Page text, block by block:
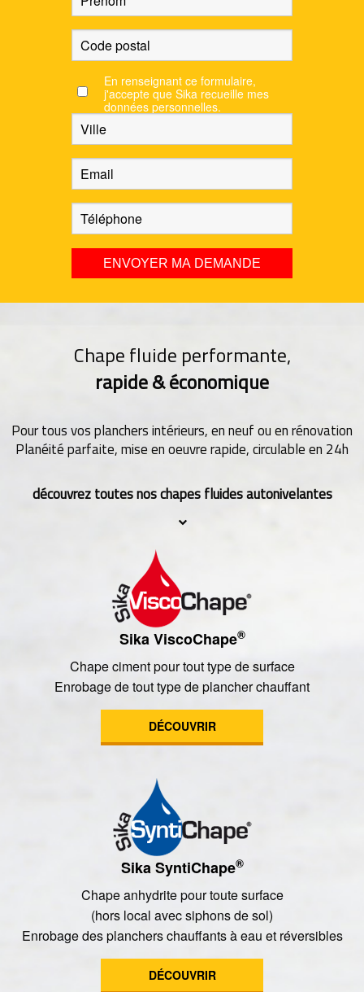
En renseignant ce formulaire,
j'accepte que Sika recueille mes
données personnelles.
Chape fluide performante,
rapide & économique
Pour tous vos planchers intérieurs, en neuf ou en rénovation
Planéité parfaite, mise en oeuvre rapide, circulable en 24h
découvrez toutes nos chapes fluides autonivelantes
Sika ViscoChape®
Chape ciment pour tout type de surface
Enrobage de tout type de plancher chauffant
DÉCOUVRIR
Sika SyntiChape®
Chape anhydrite pour toute surface
(hors local avec siphons de sol)
Enrobage des planchers chauffants à eau et réversibles
DÉCOUVRIR